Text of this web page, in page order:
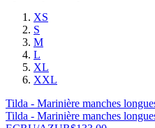
XS
S
M
L
XL
XXL
Tilda - Marinière manches
Tilda - Marinière manches